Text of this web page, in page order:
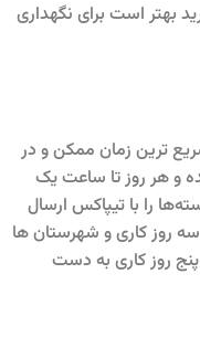
بهتر است برای نگهداری
ترین زمان ممکن و در
و هر روز تا ساعت یک
را با تیپاکس ارسال
سه روز کاری و شهرستان ها
پنج روز کاری به دست